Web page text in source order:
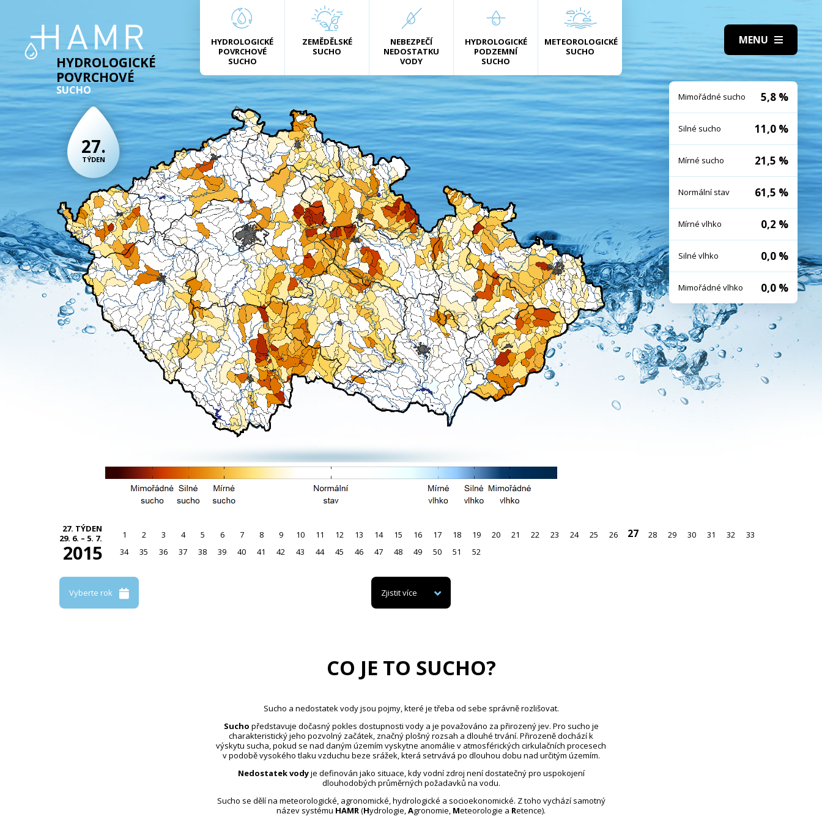
HYDROLOGICKÉ
POVRCHOVÉ
SUCHO
ZEMĚDĚLSKÉ
SUCHO
NEBEZPEČÍ
NEDOSTATKU
VODY
HYDROLOGICKÉ
PODZEMNÍ
SUCHO
METEOROLOGICKÉ
SUCHO
HYDROLOGICKÉ
POVRCHOVÉ
SUCHO
27.
TÝDEN
27. TÝDEN
29. 6. – 5. 7.
2015
1 2 3 4 5 6 7 8 9 10 11 12 13 14 15 16 17 18 19 20 21 22 23 24 25 26 27 28 29 30 31 32
33
34
35 36 37 38 39 40 41 42 43 44 45 46 47 48 49 50 51 52
Mimořádné sucho 5,8 %
Silné sucho 11,0 %
Mírné sucho 21,5 %
Normální stav 61,5 %
Mírné vlhko 0,2 %
Silné vlhko 0,0 %
Mimořádné vlhko 0,0 %
Vyberte rok Zjistit více
CO JE TO SUCHO?
Sucho a nedostatek vody jsou pojmy, které je třeba od sebe správně rozlišovat.
Sucho představuje dočasný pokles dostupnosti vody a je považováno za přirozený jev. Pro sucho je
charakteristický jeho pozvolný začátek, značný plošný rozsah a dlouhé trvání. Přirozeně dochází k
výskytu sucha, pokud se nad daným územím vyskytne anomálie v atmosférických cirkulačních procesech
v podobě vysokého tlaku vzduchu beze srážek, která setrvává po dlouhou dobu nad určitým územím.
Nedostatek vodyje definován jako situace, kdy vodní zdroj není dostatečný pro uspokojení
dlouhodobých průměrných požadavků na vodu.
Sucho se dělí na meteorologické, agronomické, hydrologické a socioekonomické. Z toho vychází samotný
název systému HAMR(Hydrologie,Agronomie, Meteorologie a Retence).